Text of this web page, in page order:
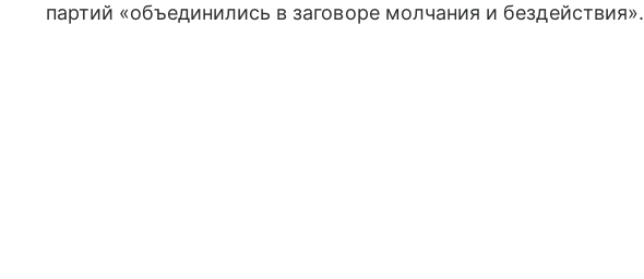
партий «объединились в заговоре молчания и бездействия».